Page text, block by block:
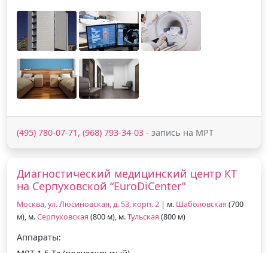
(495) 780-07-71, (968) 793-34-03 - запись на МРТ
Диагностический медицинский центр КТ
на Серпуховской “EuroDiCenter”
Москва, ул. Люсиновская, д. 53, корп. 2 | м. Шаболовская (700
м), м.Серпуховская (800 м), м.Тульская (800 м)
Аппараты: